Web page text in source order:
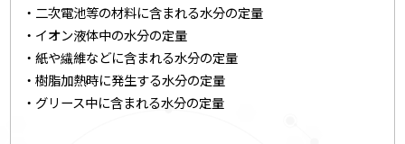
・二次電池等の材料に含まれる水分の定量
・イオン液体中の水分の定量
・紙や繊維などに含まれる水分の定量
・樹脂加熱時に発生する水分の定量
・グリース中に含まれる水分の定量